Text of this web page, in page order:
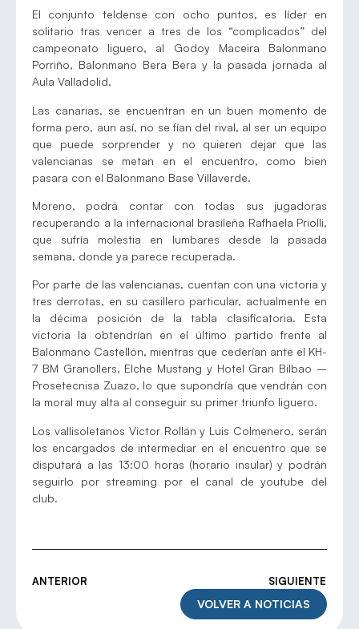
El conjunto teldense con ocho puntos, es líder en
solitario tras vencer a tres de los “complicados” del
campeonato liguero, al Godoy Maceira Balonmano
Porriño, Balonmano Bera Bera y la pasada jornada al
Aula Valladolid.
Las canarias, se encuentran en un buen momento de
forma pero, aun así, no se fían del rival, al ser un equipo
que puede sorprender y no quieren dejar que las
valencianas se metan en el encuentro, como bien
pasara con el Balonmano Base Villaverde.
Moreno, podrá contar con todas sus jugadoras
recuperando a la internacional brasileña Rafhaela Priolli,
que sufría molestia en lumbares desde la pasada
semana, donde ya parece recuperada.
Por parte de las valencianas, cuentan con una victoria y
tres derrotas, en su casillero particular, actualmente en
la décima posición de la tabla clasificatoria. Esta
victoria la obtendrían en el último partido frente al
Balonmano Castellón, mientras que cederían ante el KH-
7 BM Granollers, Elche Mustang y Hotel Gran Bilbao –
Prosetecnisa Zuazo, lo que supondría que vendrán con
la moral muy alta al conseguir su primer triunfo liguero.
Los vallisoletanos Victor Rollán y Luis Colmenero, serán
los encargados de intermediar en el encuentro que se
disputará a las 13:00 horas (horario insular) y podrán
seguirlo por streaming por el canal de youtube del
club.
ANTERIOR SIGUIENTE
VOLVER A NOTICIAS